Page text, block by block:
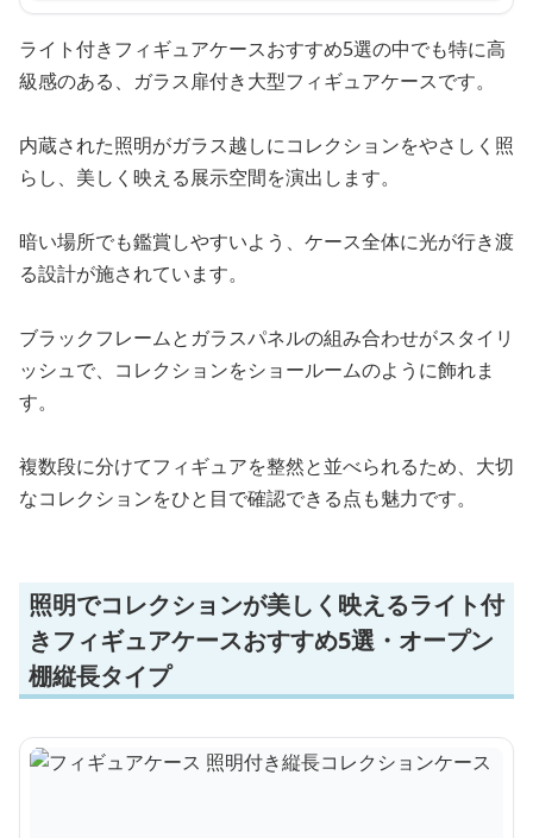
ライト付きフィギュアケースおすすめ5選の中でも特に高
級感のある、ガラス扉付き大型フィギュアケースです。
内蔵された照明がガラス越しにコレクションをやさしく照
らし、美しく映える展示空間を演出します。
暗い場所でも鑑賞しやすいよう、ケース全体に光が行き渡
る設計が施されています。
ブラックフレームとガラスパネルの組み合わせがスタイリ
ッシュで、コレクションをショールームのように飾れま
す。
複数段に分けてフィギュアを整然と並べられるため、大切
なコレクションをひと目で確認できる点も魅力です。
照明でコレクションが美しく映えるライト付
きフィギュアケースおすすめ5選・オープン
棚縦長タイプ